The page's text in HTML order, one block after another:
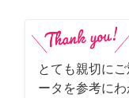
とても親切に
ータを参考に